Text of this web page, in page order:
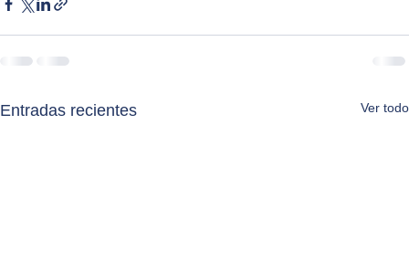
Entradas recientes Ver todo